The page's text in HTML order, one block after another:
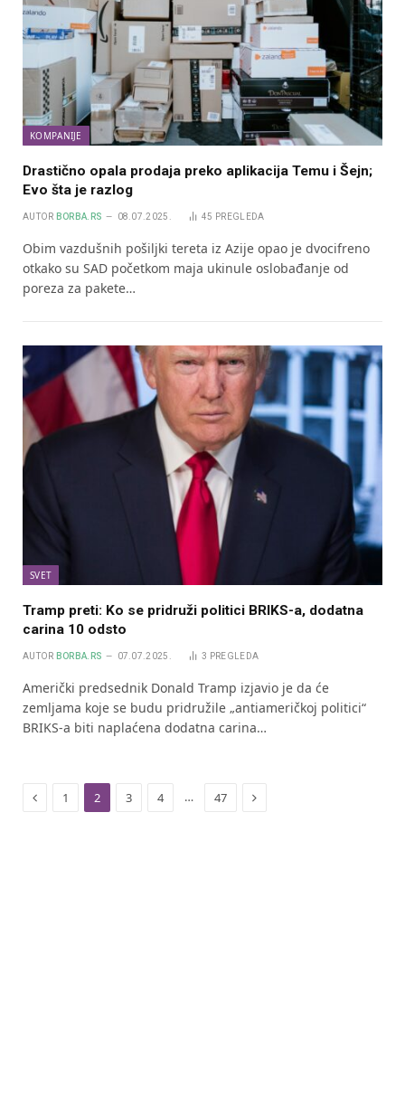
KOMPANIJE
Drastično opala prodaja preko aplikacija Temu i Šejn;
Evo šta je razlog
AUTOR BORBA.RS 08.07.2025. 45 PREGLEDA
Obim vazdušnih pošiljki tereta iz Azije opao je dvocifreno
otkako su SAD početkom maja ukinule oslobađanje od
poreza za pakete…
SVET
Tramp preti: Ko se pridruži politici BRIKS-a, dodatna
carina 10 odsto
AUTOR BORBA.RS 07.07.2025. 3 PREGLEDA
Američki predsednik Donald Tramp izjavio je da će
zemljama koje se budu pridružile „antiameričkoj politici“
BRIKS-a biti naplaćena dodatna carina…
Previous
1 2 3 4 … 47 Next